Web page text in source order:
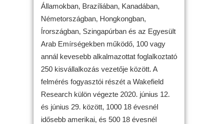
Államokban, Brazíliában, Kanadában,
Németországban, Hongkongban,
Írországban, Szingapúrban és az Egyesült
Arab Emírségekben működő, 100 vagy
annál kevesebb alkalmazottat foglalkoztató
250 kisvállalkozás vezetője között. A
felmérés fogyasztói részét a Wakefield
Research külön végezte 2020. június 12.
és június 29. között, 1000 18 évesnél
idősebb amerikai, és 500 18 évesnél